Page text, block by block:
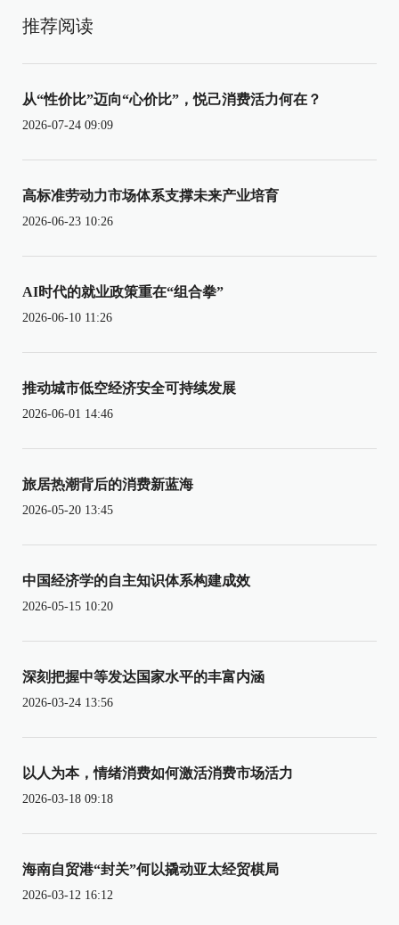
推荐阅读
从“性价比”迈向“心价比”，悦己消费活力何在？
2026-07-24 09:09
高标准劳动力市场体系支撑未来产业培育
2026-06-23 10:26
AI时代的就业政策重在“组合拳”
2026-06-10 11:26
推动城市低空经济安全可持续发展
2026-06-01 14:46
旅居热潮背后的消费新蓝海
2026-05-20 13:45
中国经济学的自主知识体系构建成效
2026-05-15 10:20
深刻把握中等发达国家水平的丰富内涵
2026-03-24 13:56
以人为本，情绪消费如何激活消费市场活力
2026-03-18 09:18
海南自贸港“封关”何以撬动亚太经贸棋局
2026-03-12 16:12